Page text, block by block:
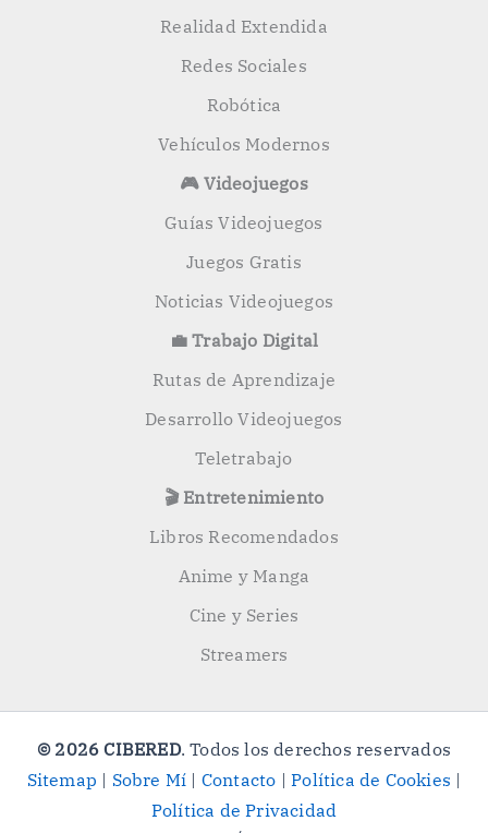
Realidad Extendida
Redes Sociales
Robótica
Vehículos Modernos
🎮 Videojuegos
Guías Videojuegos
Juegos Gratis
Noticias Videojuegos
💼 Trabajo Digital
Rutas de Aprendizaje
Desarrollo Videojuegos
Teletrabajo
🎬 Entretenimiento
Libros Recomendados
Anime y Manga
Cine y Series
Streamers
© 2026 CIBERED. Todos los derechos reservados
Sitemap | Sobre Mí | Contacto |Política de Cookies |
Política de Privacidad